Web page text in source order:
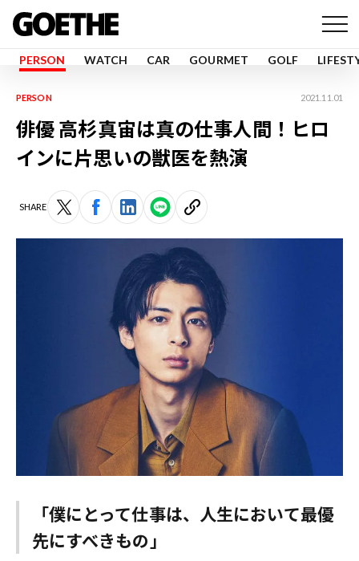
PERSON WATCH CAR GOURMET GOLF
PERSON 2021.11.01
俳優 高杉真宙は真の仕事人間！ヒロ
インに片思いの獣医を熱演
SHARE
「僕にとって仕事は、人生において最優
先にすべきもの」